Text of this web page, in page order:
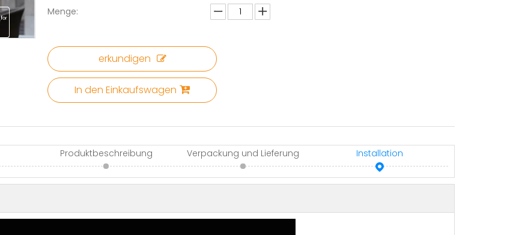
Menge:
erkundigen
In den Einkaufswagen
Produktbeschreibung Verpackung und Lieferung Installation